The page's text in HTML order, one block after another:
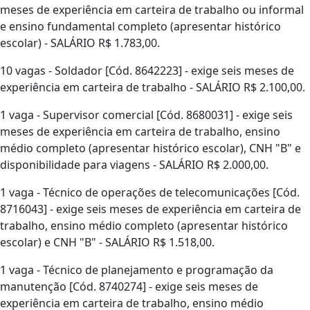
meses de experiência em carteira de trabalho ou informal
e ensino fundamental completo (apresentar histórico
escolar) - SALÁRIO R$ 1.783,00.
10 vagas - Soldador [Cód. 8642223] - exige seis meses de
experiência em carteira de trabalho - SALÁRIO R$ 2.100,00.
1 vaga - Supervisor comercial [Cód. 8680031] - exige seis
meses de experiência em carteira de trabalho, ensino
médio completo (apresentar histórico escolar), CNH "B" e
disponibilidade para viagens - SALÁRIO R$ 2.000,00.
1 vaga - Técnico de operações de telecomunicações [Cód.
8716043] - exige seis meses de experiência em carteira de
trabalho, ensino médio completo (apresentar histórico
escolar) e CNH "B" - SALÁRIO R$ 1.518,00.
1 vaga - Técnico de planejamento e programação da
manutenção [Cód. 8740274] - exige seis meses de
experiência em carteira de trabalho, ensino médio